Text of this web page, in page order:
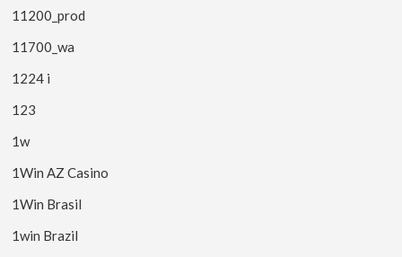
11200_prod
11700_wa
1224 i
123
1w
1Win AZ Casino
1Win Brasil
1win Brazil